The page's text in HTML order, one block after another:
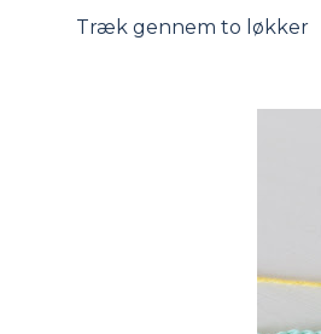
Træk gennem to løkker